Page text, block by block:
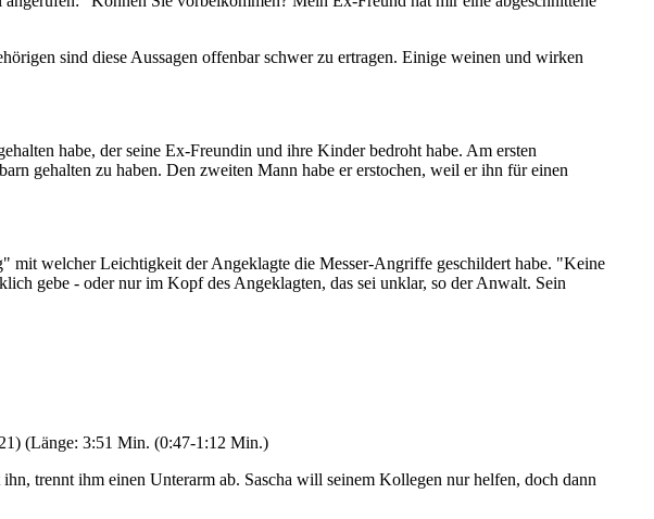
sind diese Aussagen offenbar schwer zu ertragen. Einige weinen und wirken
habe, der seine Ex-Freundin und ihre Kinder bedroht habe. Am ersten
gehalten zu haben. Den zweiten Mann habe er erstochen, weil er ihn für einen
mit welcher Leichtigkeit der Angeklagte die Messer-Angriffe geschildert habe. "Keine
gebe - oder nur im Kopf des Angeklagten, das sei unklar, so der Anwalt. Sein
(Länge: 3:51 Min. (0:47-1:12 Min.)
trennt ihm einen Unterarm ab. Sascha will seinem Kollegen nur helfen, doch dann